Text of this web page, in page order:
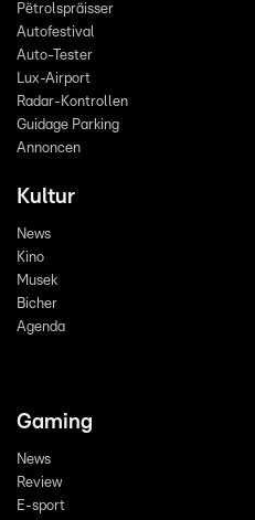
Pëtrolspräisser
Autofestival
Auto-Tester
Lux-Airport
Radar-Kontrollen
Guidage Parking
Annoncen
Kultur
News
Kino
Musek
Bicher
Agenda
Gaming
News
Review
E-sport